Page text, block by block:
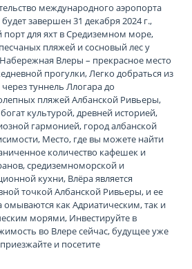
международного аэропорта
завершен 31 декабря 2024 г.,
для яхт в Средиземном море,
пляжей и сосновый лес у
Влеры – прекрасное место
прогулки, Легко добраться из
туннель Ллогара до
пляжей Албанской Ривьеры,
культурой, древней историей,
гармонией, город албанской
Место, где вы можете найти
количество кафешек и
средиземноморской и
кухни, Влёра является
точкой Албанской Ривьеры, и ее
омываются как Адриатическим, так и
морями, Инвестируйте в
во Влере сейчас, будущее уже
и посетите